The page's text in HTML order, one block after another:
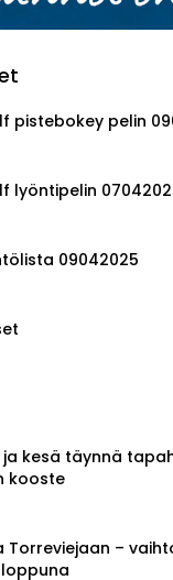
pistebokey pelin
lyöntipelin
09042025
kesä täynnä
kooste
Torreviejaan –